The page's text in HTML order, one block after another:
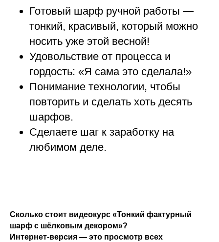
Готовый шарф ручной работы —
тонкий, красивый, который можно
носить уже этой весной!
Удовольствие от процесса и
гордость: «Я сама это сделала!»
Понимание технологии, чтобы
повторить и сделать хоть десять
шарфов.
Сделаете шаг к заработку на
любимом деле.
Сколько стоит видеокурс «Тонкий фактурный
шарф с шёлковым декором»?
Интернет-версия — это просмотр всех